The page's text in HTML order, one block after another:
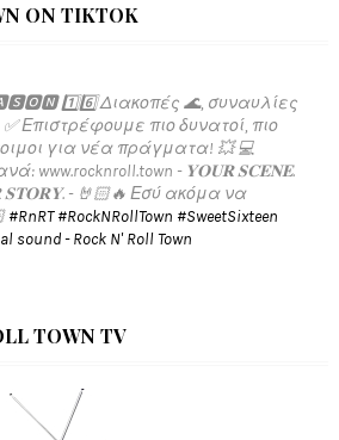
ON TIKTOK
1️⃣6️⃣ Διακοπές 🌊, συναυλίες
✅️ Επιστρέφουμε πιο δυνατοί, πιο
για νέα πράγματα! 💥 💻
www.rocknroll.town - 𝐘𝐎𝐔𝐑 𝐒𝐂𝐄𝐍𝐄.
- 🤘🏻🔥 Εσύ ακόμα να
#RnRT #RockNRollTown #SweetSixteen
sound - Rock N' Roll Town
TOWN TV